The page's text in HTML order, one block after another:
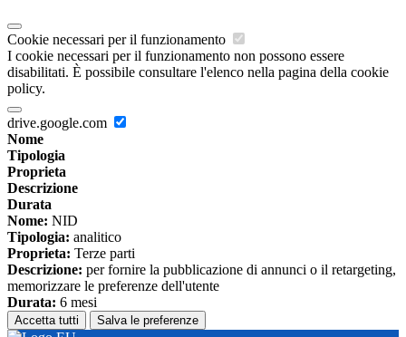
Cookie necessari per il funzionamento
I cookie necessari per il funzionamento non possono essere
disabilitati. È possibile consultare l'elenco nella pagina della cookie
policy.
drive.google.com
Nome
Tipologia
Proprieta
Descrizione
Durata
Nome: NID
Tipologia: analitico
Proprieta: Terze parti
Descrizione: per fornire la pubblicazione di annunci o il retargeting,
memorizzare le preferenze dell'utente
Durata: 6 mesi
Accetta tutti Salva le preferenze